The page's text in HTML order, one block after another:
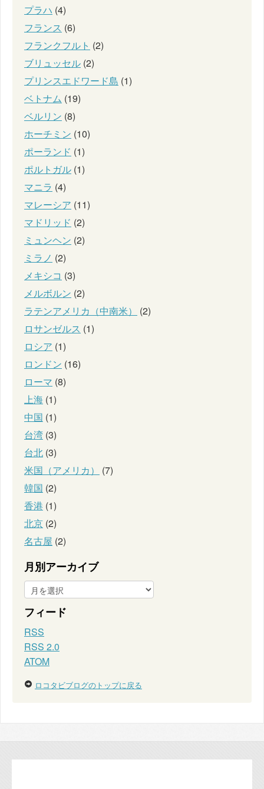
プラハ (4)
フランス (6)
フランクフルト (2)
ブリュッセル (2)
プリンスエドワード島 (1)
ベトナム (19)
ベルリン (8)
ホーチミン (10)
ポーランド (1)
ポルトガル (1)
マニラ (4)
マレーシア (11)
マドリッド (2)
ミュンヘン (2)
ミラノ (2)
メキシコ (3)
メルボルン (2)
ラテンアメリカ（中南米）
(2)
ロサンゼルス (1)
ロシア (1)
ロンドン (16)
ローマ (8)
上海 (1)
中国 (1)
台湾 (3)
台北 (3)
米国（アメリカ）
(7)
韓国 (2)
香港 (1)
北京 (2)
名古屋 (2)
月別アーカイブ
フィード
RSS
RSS 2.0
ATOM
ロコタビブログのトップに戻る